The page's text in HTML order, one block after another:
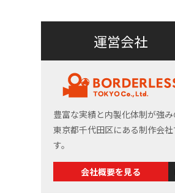
運営会社
豊富な実績と内製化体制が強み
東京都千代田区にある制作会社
す。
会社概要を見る